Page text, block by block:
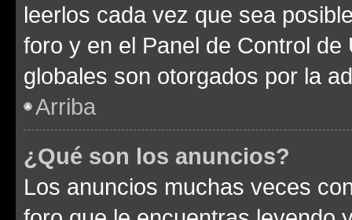
leerlos cada vez que sea
foro y en el Panel de Control
globales son otorgados por la
Arriba
¿Qué son los anuncios?
Los anuncios muchas veces